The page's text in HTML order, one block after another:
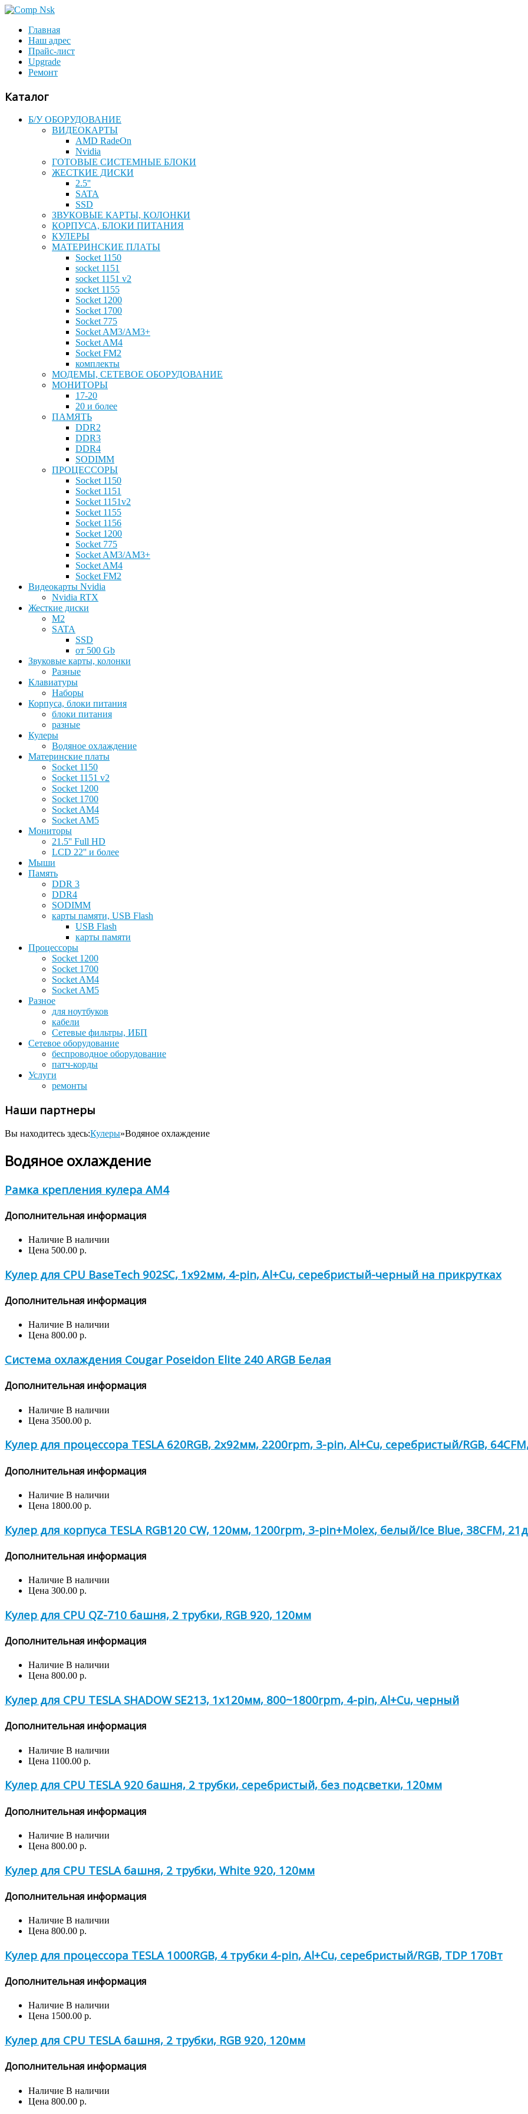
Главная
Наш адрес
Прайс-лист
Upgrade
Ремонт
Каталог
Б/У ОБОРУДОВАНИЕ
ВИДЕОКАРТЫ
AMD RadeOn
Nvidia
ГОТОВЫЕ СИСТЕМНЫЕ БЛОКИ
ЖЕСТКИЕ ДИСКИ
2.5''
SATA
SSD
ЗВУКОВЫЕ КАРТЫ, КОЛОНКИ
КОРПУСА, БЛОКИ ПИТАНИЯ
КУЛЕРЫ
МАТЕРИНСКИЕ ПЛАТЫ
Socket 1150
socket 1151
socket 1151 v2
socket 1155
Socket 1200
Socket 1700
Socket 775
Socket AM3/AM3+
Socket AM4
Socket FM2
комплекты
МОДЕМЫ, СЕТЕВОЕ ОБОРУДОВАНИЕ
МОНИТОРЫ
17-20
20 и более
ПАМЯТЬ
DDR2
DDR3
DDR4
SODIMM
ПРОЦЕССОРЫ
Socket 1150
Socket 1151
Socket 1151v2
Socket 1155
Socket 1156
Socket 1200
Socket 775
Socket AM3/AM3+
Socket AM4
Socket FM2
Видеокарты Nvidia
Nvidia RTX
Жесткие диски
M2
SATA
SSD
от 500 Gb
Звуковые карты, колонки
Разные
Клавиатуры
Наборы
Корпуса, блоки питания
блоки питания
разные
Кулеры
Водяное охлаждение
Материнские платы
Socket 1150
Socket 1151 v2
Socket 1200
Socket 1700
Socket AM4
Socket AM5
Мониторы
21.5'' Full HD
LCD 22'' и более
Мыши
Память
DDR 3
DDR4
SODIMM
карты памяти, USB Flash
USB Flash
карты памяти
Процессоры
Socket 1200
Socket 1700
Socket AM4
Socket AM5
Разное
для ноутбуков
кабели
Сетевые фильтры, ИБП
Сетевое оборудование
беспроводное оборудование
патч-корды
Услуги
ремонты
Наши партнеры
Вы находитесь здесь:Кулеры»Водяное охлаждение
Водяное охлаждение
Рамка крепления кулера АМ4
Дополнительная информация
Наличие В наличии
Цена 500.00 р.
Кулер для CPU BaseTech 902SC, 1х92мм, 4-pin, Al+Cu, серебристый-черный на прикрутках
Дополнительная информация
Наличие В наличии
Цена 800.00 р.
Система охлаждения Cougar Poseidon Elite 240 ARGB Белая
Дополнительная информация
Наличие В наличии
Цена 3500.00 р.
Кулер для процессора TESLA 620RGB, 2х92мм, 2200rpm, 3-pin, Al+Cu, серебристый/RGB,
Дополнительная информация
Наличие В наличии
Цена 1800.00 р.
Кулер для корпуса TESLA RGB120 CW, 120мм, 1200rpm, 3-pin+Molex, белый/Ice Blue, 38CFM,
Дополнительная информация
Наличие В наличии
Цена 300.00 р.
Кулер для CPU QZ-710 башня, 2 трубки, RGB 920, 120мм
Дополнительная информация
Наличие В наличии
Цена 800.00 р.
Кулер для CPU TESLA SHADOW SE213, 1х120мм, 800~1800rpm, 4-pin, Al+Cu, черный
Дополнительная информация
Наличие В наличии
Цена 1100.00 р.
Кулер для CPU TESLA 920 башня, 2 трубки, серебристый, без подсветки, 120мм
Дополнительная информация
Наличие В наличии
Цена 800.00 р.
Кулер для CPU TESLA башня, 2 трубки, White 920, 120мм
Дополнительная информация
Наличие В наличии
Цена 800.00 р.
Кулер для процессора TESLA 1000RGB, 4 трубки 4-pin, Al+Cu, серебристый/RGB, TDP 170Вт
Дополнительная информация
Наличие В наличии
Цена 1500.00 р.
Кулер для CPU TESLA башня, 2 трубки, RGB 920, 120мм
Дополнительная информация
Наличие В наличии
Цена 800.00 р.